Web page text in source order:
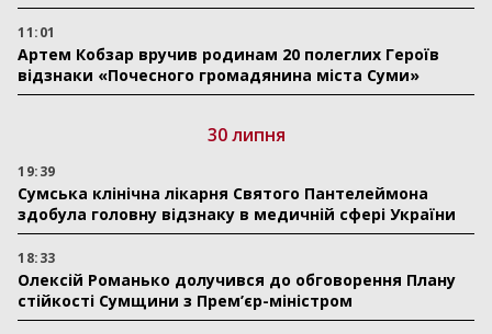
11:01
Артем Кобзар вручив родинам 20 полеглих Героїв
відзнаки «Почесного громадянина міста Суми»
30 липня
19:39
Сумська клінічна лікарня Святого Пантелеймона
здобула головну відзнаку в медичній сфері України
18:33
Олексій Романько долучився до обговорення Плану
стійкості Сумщини з Прем’єр-міністром